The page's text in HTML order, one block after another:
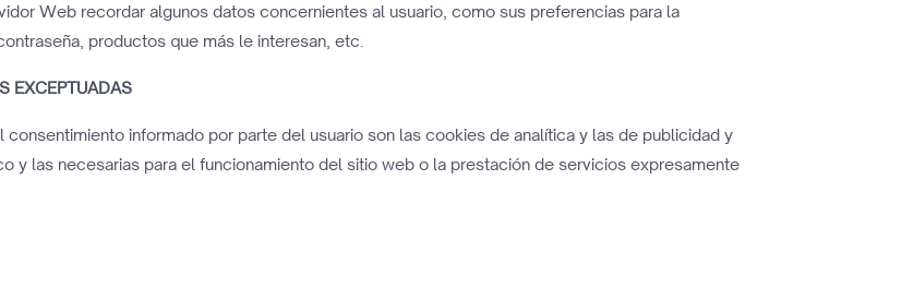
Web recordar algunos datos concernientes al usuario, como sus preferencias para la
productos que más le interesan, etc.
EXCEPTUADAS
informado por parte del usuario son las cookies de analítica y las de publicidad y
y las necesarias para el funcionamiento del sitio web o la prestación de servicios expresamente